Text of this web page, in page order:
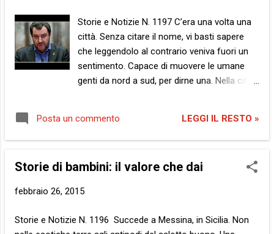
Storie e Notizie N. 1197 C’era una volta una
città. Senza citare il nome, vi basti sapere
che leggendolo al contrario veniva fuori un
sentimento. Capace di muovere le umane
genti da nord a sud, per dirne una. Nella città
sin dalla sua fondazione. Ab Urbe condita ,
usando un’espressione facile per i sani di
col cibo per i prodi calanti. Tutti sommossi
risposta. Di cui il popolo avesse bisogno. Una
men che meno di uno sterile possesso palla
Posta un commento LEGGI IL RESTO »
Storie di bambini: il valore che dai
febbraio 26, 2015
Storie e Notizie N. 1196 Succede a Messina, in Sicilia. Non